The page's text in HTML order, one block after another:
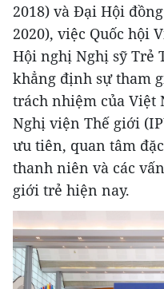
2018) và Đại Hội
2020), việc Quốc hội
Hội nghị Nghị sỹ Trẻ
khẳng định sự tham
trách nhiệm của Việt
Nghị viện Thế giới
ưu tiên, quan tâm
thanh niên và các
giới trẻ hiện nay.